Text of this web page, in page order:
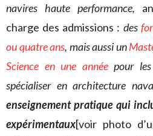
navires haute performance,
charge des admissions : des
ou quatre ans, mais aussiun
Science en une annéepour les
spécialiser en architecture
enseignement pratique qui
expérimentaux[voir photo